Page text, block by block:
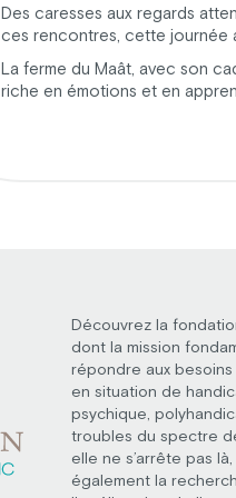
Des caresses aux regards
ces rencontres, cette journée
La ferme du Maât, avec son
riche en émotions et en
Découvrez la
dont la mission
répondre aux
en situation de
psychique,
troubles du spectre
elle ne s’arrête pas
également la